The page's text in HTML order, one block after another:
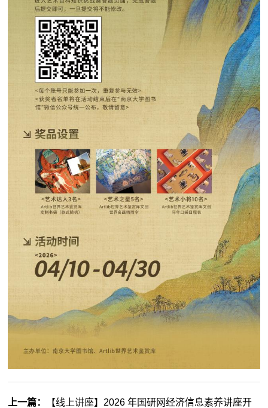
上一篇： 【线上讲座】2026 年国研网经济信息素养讲座开